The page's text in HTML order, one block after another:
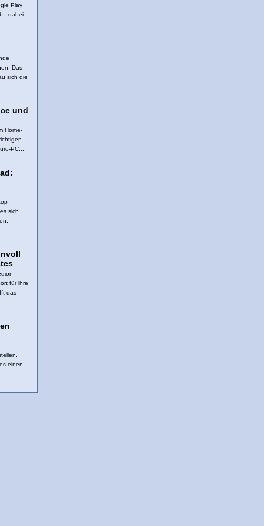
Play
- dabei
Das
sich die
und
Home-
PC...
sich
für ihre
das
einen...